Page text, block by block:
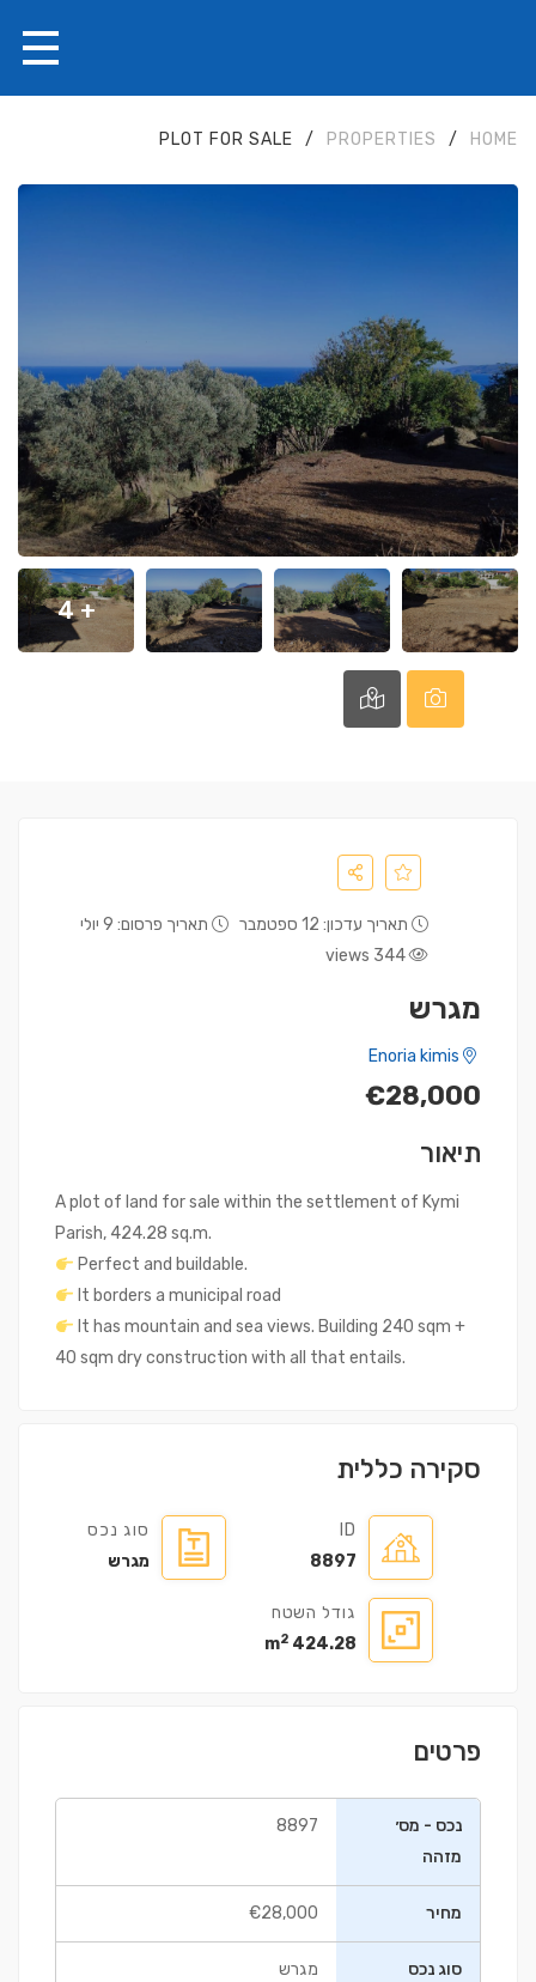
HOME
/
PROPERTIES
/
PLOT FOR SALE
+ 4
תאריך עדכון: 12 ספטמבר
תאריך פרסום: 9 יולי
344 views
מגרש
€28,000
תיאור
A plot of land for sale within the settlement of Kymi
Parish, 424.28 sq.m.
Perfect and buildable.
It borders a municipal road
It has mountain and sea views. Building 240 sqm +
40 sqm dry construction with all that entails.
סקירה כללית
ID
8897
סוג נכס
מגרש
גודל השטח
424.28 m
2
פרטים
נכס - מס׳
מזהה
8897
מחיר €28,000
סוג נכס מגרש